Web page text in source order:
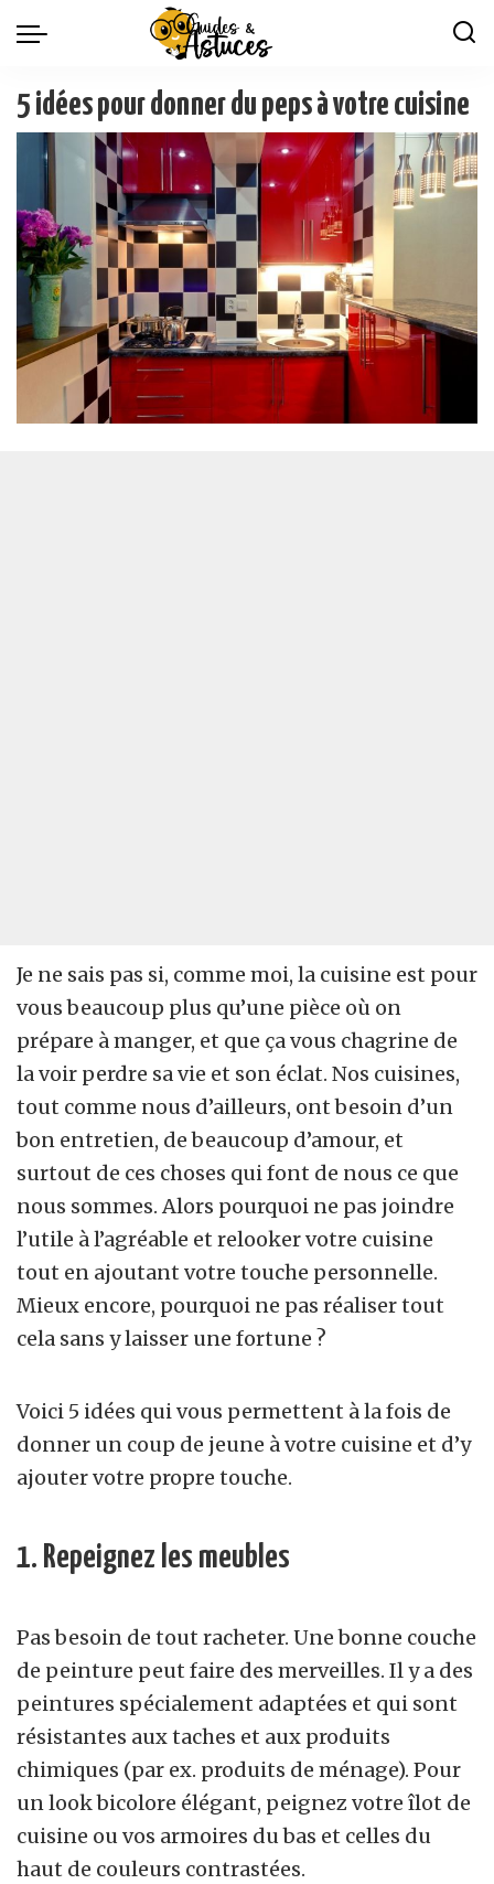
5 idées pour donner du peps à votre cuisine
Je ne sais pas si, comme moi, la cuisine est pour
vous beaucoup plus qu’une pièce où on
prépare à manger, et que ça vous chagrine de
la voir perdre sa vie et son éclat. Nos cuisines,
tout comme nous d’ailleurs, ont besoin d’un
bon entretien, de beaucoup d’amour, et
surtout de ces choses qui font de nous ce que
nous sommes. Alors pourquoi ne pas joindre
l’utile à l’agréable et relooker votre cuisine
tout en ajoutant votre touche personnelle.
Mieux encore, pourquoi ne pas réaliser tout
cela sans y laisser une fortune ?
Voici 5 idées qui vous permettent à la fois de
donner un coup de jeune à votre cuisine et d’y
ajouter votre propre touche.
1. Repeignez les meubles
Pas besoin de tout racheter. Une bonne couche
de peinture peut faire des merveilles. Il y a des
peintures spécialement adaptées et qui sont
résistantes aux taches et aux produits
chimiques (par ex. produits de ménage). Pour
un look bicolore élégant, peignez votre îlot de
cuisine ou vos armoires du bas et celles du
haut de couleurs contrastées.